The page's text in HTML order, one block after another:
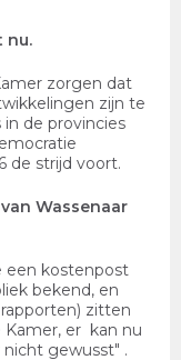
nu.
zorgen dat
zijn te
de provincies
de strijd voort.
Wassenaar
een kostenpost
bekend, en
zitten
er kan nu
gewusst" .